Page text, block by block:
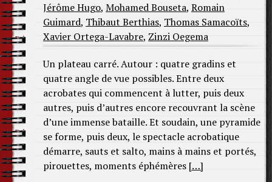
Jérôme Hugo, Mohamed Bouseta, Romain
Guimard, Thibaut Berthias, Thomas Samacoïts,
Xavier Ortega-Lavabre, Zinzi Oegema
Un plateau carré. Autour : quatre gradins et
quatre angle de vue possibles. Entre deux
acrobates qui commencent à lutter, puis deux
autres, puis d’autres encore recouvrant la scène
d’une immense bataille. Et soudain, une pyramide
se forme, puis deux, le spectacle acrobatique
démarre, sauts et salto, mains à mains et portés,
pirouettes, moments éphémères […]